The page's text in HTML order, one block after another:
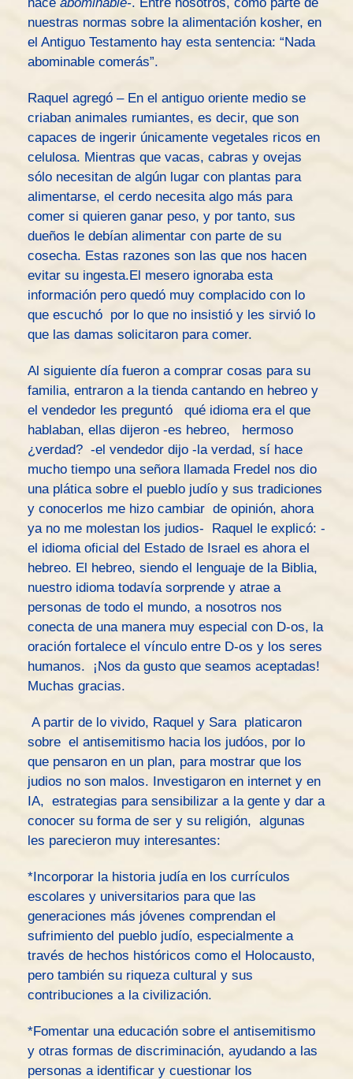
nuestras normas sobre la alimentación kosher, en
el Antiguo Testamento hay esta sentencia: “Nada
abominable comerás”.
Raquel agregó – En el antiguo oriente medio se
criaban animales rumiantes, es decir, que son
capaces de ingerir únicamente vegetales ricos en
celulosa. Mientras que vacas, cabras y ovejas
sólo necesitan de algún lugar con plantas para
alimentarse, el cerdo necesita algo más para
comer si quieren ganar peso, y por tanto, sus
dueños le debían alimentar con parte de su
cosecha. Estas razones son las que nos hacen
evitar su ingesta.El mesero ignoraba esta
información pero quedó muy complacido con lo
que escuchó por lo que no insistió y les sirvió lo
que las damas solicitaron para comer.
Al siguiente día fueron a comprar cosas para su
familia, entraron a la tienda cantando en hebreo y
el vendedor les preguntó qué idioma era el que
hablaban, ellas dijeron -es hebreo, hermoso
¿verdad? -el vendedor dijo -la verdad, sí hace
mucho tiempo una señora llamada Fredel nos dio
una plática sobre el pueblo judío y sus tradiciones
y conocerlos me hizo cambiar de opinión, ahora
ya no me molestan los judios- Raquel le explicó: -
el idioma oficial del Estado de Israel es ahora el
hebreo. El hebreo, siendo el lenguaje de la Biblia,
nuestro idioma todavía sorprende y atrae a
personas de todo el mundo, a nosotros nos
conecta de una manera muy especial con D-os, la
oración fortalece el vínculo entre D-os y los seres
humanos. ¡Nos da gusto que seamos aceptadas!
Muchas gracias.
A partir de lo vivido, Raquel y Sara platicaron
sobre el antisemitismo hacia los judóos, por lo
que pensaron en un plan, para mostrar que los
judios no son malos. Investigaron en internet y en
IA, estrategias para sensibilizar a la gente y dar a
conocer su forma de ser y su religión, algunas
les parecieron muy interesantes:
*Incorporar la historia judía en los currículos
escolares y universitarios para que las
generaciones más jóvenes comprendan el
sufrimiento del pueblo judío, especialmente a
través de hechos históricos como el Holocausto,
pero también su riqueza cultural y sus
contribuciones a la civilización.
*Fomentar una educación sobre el antisemitismo
y otras formas de discriminación, ayudando a las
personas a identificar y cuestionar los